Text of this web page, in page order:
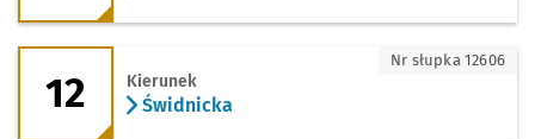
12 - kierunek Świdnicka
12 Kierunek
Świdnicka
Nr słupka 12606